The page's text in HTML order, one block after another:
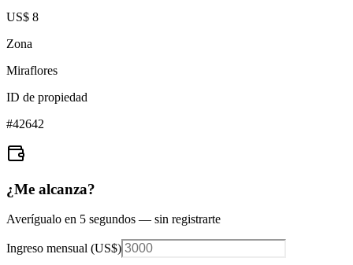
US$ 8
Zona
Miraflores
ID de propiedad
#42642
¿Me alcanza?
Averígualo en 5 segundos — sin registrarte
Ingreso mensual (US$)